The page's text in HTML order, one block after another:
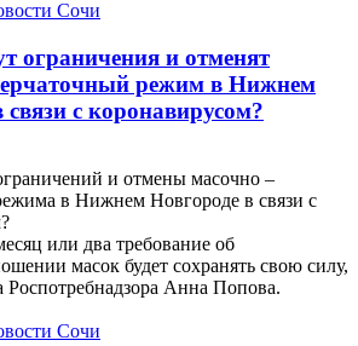
ограничения и отменят
режим в Нижнем
связи с коронавирусом?
и отмены масочно –
в Нижнем Новгороде в связи с
или два требование об
масок будет сохранять свою силу,
Роспотребнадзора Анна Попова.